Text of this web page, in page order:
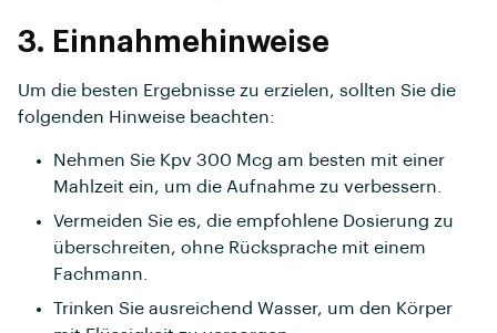
3. Einnahmehinweise
Um die besten Ergebnisse zu erzielen, sollten Sie die
folgenden Hinweise beachten:
Nehmen Sie Kpv 300 Mcg am besten mit einer
Mahlzeit ein, um die Aufnahme zu verbessern.
Vermeiden Sie es, die empfohlene Dosierung zu
überschreiten, ohne Rücksprache mit einem
Fachmann.
Trinken Sie ausreichend Wasser, um den Körper